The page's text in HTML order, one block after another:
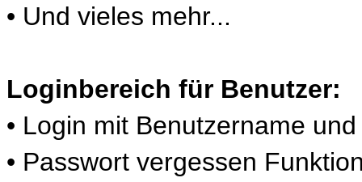
• Und vieles mehr...
Loginbereich für Benutzer:
• Login mit Benutzername
• Passwort vergessen